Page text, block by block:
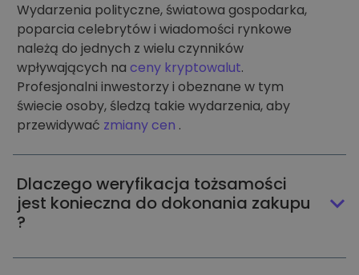
Wydarzenia polityczne, światowa gospodarka,
poparcia celebrytów i wiadomości rynkowe
należą do jednych z wielu czynników
wpływających na ceny kryptowalut.
Profesjonalni inwestorzy i obeznane w tym
świecie osoby, śledzą takie wydarzenia, aby
przewidywać zmiany cen .
Dlaczego weryfikacja tożsamości
jest konieczna do dokonania zakupu
?